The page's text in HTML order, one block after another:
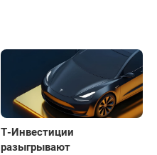
Т-Инвестиции
разыгрывают